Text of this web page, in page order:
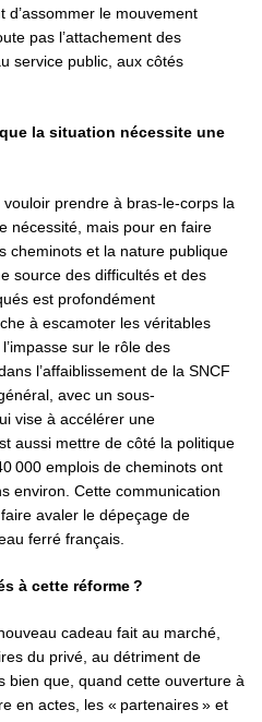
le mouvement
pas l’attachement des
service public, aux côtés
la situation nécessite une
vouloir prendre à bras-le-corps la
nécessité, mais pour en faire
cheminots et la nature publique
source des difficultés et des
est profondément
à escamoter les véritables
sur le rôle des
l’affaiblissement de la SNCF
avec un sous-
vise à accélérer une
aussi mettre de côté la politique
000 emplois de cheminots ont
environ. Cette communication
avaler le dépeçage de
ferré français.
à cette réforme ?
cadeau fait au marché,
du privé, au détriment de
bien que, quand cette ouverture à
en actes, les « partenaires » et